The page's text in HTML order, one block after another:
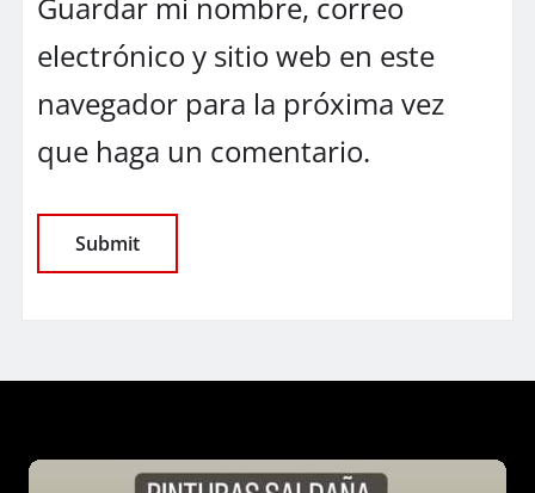
electrónico y sitio web en este
navegador para la próxima vez
que haga un comentario.